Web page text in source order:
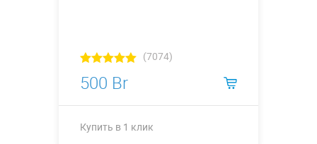
(7074)
500 Br
Купить в 1 клик